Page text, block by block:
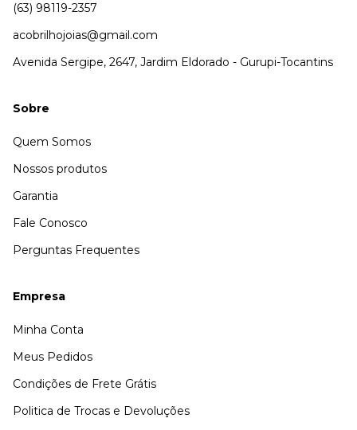
(63) 98119-2357
acobrilhojoias@gmail.com
Avenida Sergipe, 2647, Jardim Eldorado - Gurupi-Tocantins
Sobre
Quem Somos
Nossos produtos
Garantia
Fale Conosco
Perguntas Frequentes
Empresa
Minha Conta
Meus Pedidos
Condições de Frete Grátis
Politica de Trocas e Devoluções